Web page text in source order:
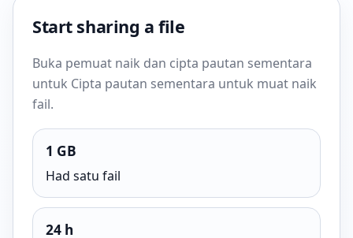
Start sharing a file
Buka pemuat naik dan cipta pautan sementara
untuk Cipta pautan sementara untuk muat naik
fail.
1 GB
Had satu fail
24 h